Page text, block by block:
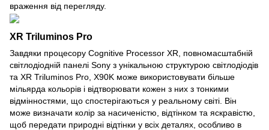
враження від перегляду.
XR Triluminos Pro
Завдяки процесору Cognitive Processor XR, повномасштабній
світлодіодній панелі Sony з унікальною структурою світлодіодів
та XR Triluminos Pro, X90K може використовувати більше
мільярда кольорів і відтворювати кожен з них з тонкими
відмінностями, що спостерігаються у реальному світі. Він
може визначати колір за насиченістю, відтінком та яскравістю,
щоб передати природні відтінки у всіх деталях, особливо в